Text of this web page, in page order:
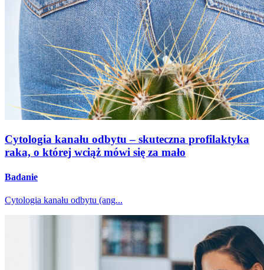
Cytologia kanału odbytu – skuteczna profilaktyka
raka, o której wciąż mówi się za mało
Badanie
Cytologia kanału odbytu (ang...